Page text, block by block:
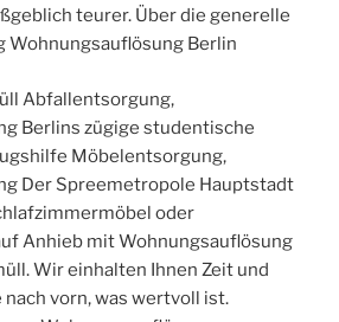
teurer. Über die generelle
Wohnungsauflösung Berlin
Abfallentsorgung,
Berlins zügige studentische
Möbelentsorgung,
Der Spreemetropole Hauptstadt
oder
Anhieb mit Wohnungsauflösung
Wir einhalten Ihnen Zeit und
vorn, was wertvoll ist.